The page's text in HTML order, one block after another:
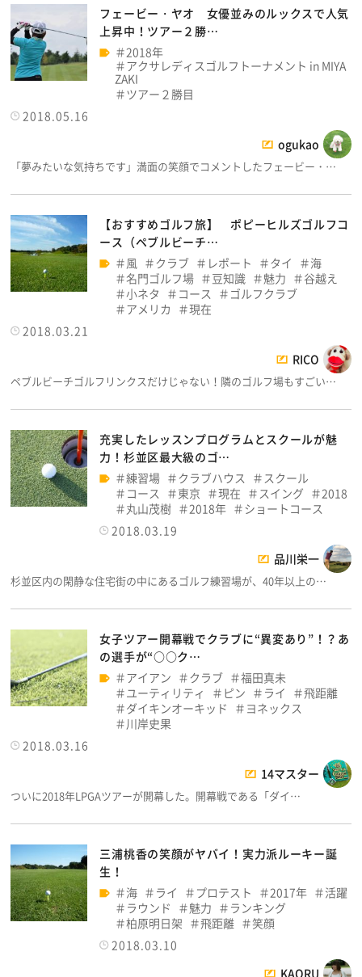
フェービー・ヤオ 女優並みのルックスで人気
上昇中！ツアー２勝…
2018年
アクサレディスゴルフトーナメント in MIYA
ZAKI
ツアー２勝目
2018.05.16
ogukao
「夢みたいな気持ちです」満面の笑顔でコメントしたフェービー・…
【おすすめゴルフ旅】 ポピーヒルズゴルフコ
ース（ペブルビーチ…
風
クラブ レポート タイ
海
名門ゴルフ場
豆知識 魅力
谷越え
小ネタ
コース
ゴルフクラブ
アメリカ
現在
2018.03.21
RICO
ペブルビーチゴルフリンクスだけじゃない！隣のゴルフ場もすごい…
充実したレッスンプログラムとスクールが魅
力！杉並区最大級のゴ…
練習場
クラブハウス
スクール
コース
東京 現在 スイング
2018
丸山茂樹
2018年
ショートコース
2018.03.19
品川栄一
杉並区内の閑静な住宅街の中にあるゴルフ練習場が、40年以上の…
女子ツアー開幕戦でクラブに“異変あり”！？あ
の選手が“○○ク…
アイアン
クラブ
福田真未
ユーティリティ
ピン ライ
飛距離
ダイキンオーキッド
ヨネックス
川岸史果
2018.03.16
14マスター
ついに2018年LPGAツアーが開幕した。開幕戦である「ダイ…
三浦桃香の笑顔がヤバイ！実力派ルーキー誕
生！
海
ライ プロテスト 2017年
活躍
ラウンド
魅力
ランキング
柏原明日架
飛距離
笑顔
2018.03.10
KAORU